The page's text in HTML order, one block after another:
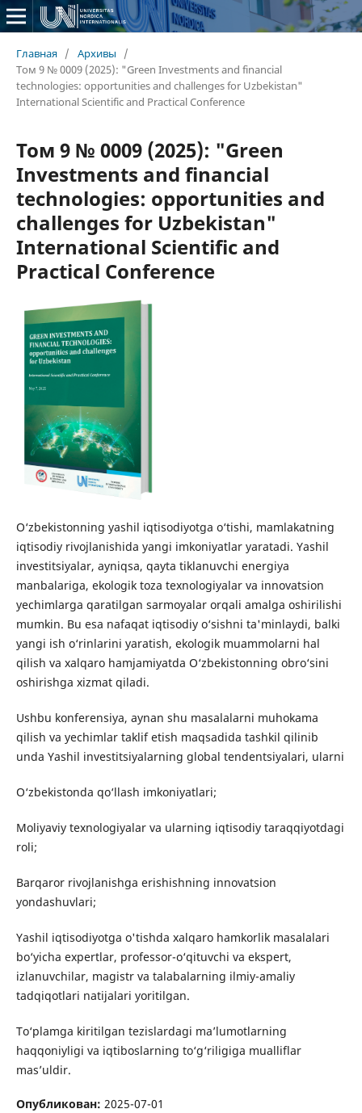
Главная / Архивы
/
Том 9 № 0009 (2025): "Green Investments and financial
technologies: opportunities and challenges for Uzbekistan"
International Scientific and Practical Conference
Том 9 № 0009 (2025): "Green
Investments and financial
technologies: opportunities and
challenges for Uzbekistan"
International Scientific and
Practical Conference
O‘zbekistonning yashil iqtisodiyotga o‘tishi, mamlakatning
iqtisodiy rivojlanishida yangi imkoniyatlar yaratadi. Yashil
investitsiyalar, ayniqsa, qayta tiklanuvchi energiya
manbalariga, ekologik toza texnologiyalar va innovatsion
yechimlarga qaratilgan sarmoyalar orqali amalga oshirilishi
mumkin. Bu esa nafaqat iqtisodiy o‘sishni ta'minlaydi, balki
yangi ish o‘rinlarini yaratish, ekologik muammolarni hal
qilish va xalqaro hamjamiyatda O‘zbekistonning obro‘sini
oshirishga xizmat qiladi.
Ushbu konferensiya, aynan shu masalalarni muhokama
qilish va yechimlar taklif etish maqsadida tashkil qilinib
unda Yashil investitsiyalarning global tendentsiyalari, ularni
O‘zbekistonda qo‘llash imkoniyatlari;
Moliyaviy texnologiyalar va ularning iqtisodiy taraqqiyotdagi
roli;
Barqaror rivojlanishga erishishning innovatsion
yondashuvlari;
Yashil iqtisodiyotga o'tishda xalqaro hamkorlik masalalari
bo‘yicha expertlar, professor-o‘qituvchi va ekspert,
izlanuvchilar, magistr va talabalarning ilmiy-amaliy
tadqiqotlari natijalari yoritilgan.
To‘plamga kiritilgan tezislardagi ma’lumotlarning
haqqoniyligi va iqtiboslarning to‘g‘riligiga mualliflar
mas’uldir.
Опубликован: 2025-07-01